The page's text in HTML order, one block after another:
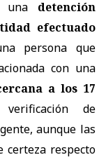
una detención
efectuado
persona que
con una
a los 17
de
aunque las
certeza respecto